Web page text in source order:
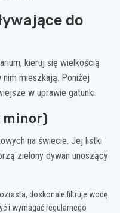
do
kieruj się wielkością
mieszkają. Poniżej
w uprawie gatunki:
minor)
na świecie. Jej listki
zielony dywan unoszący
doskonale filtruje wodę
i wymagać regularnego